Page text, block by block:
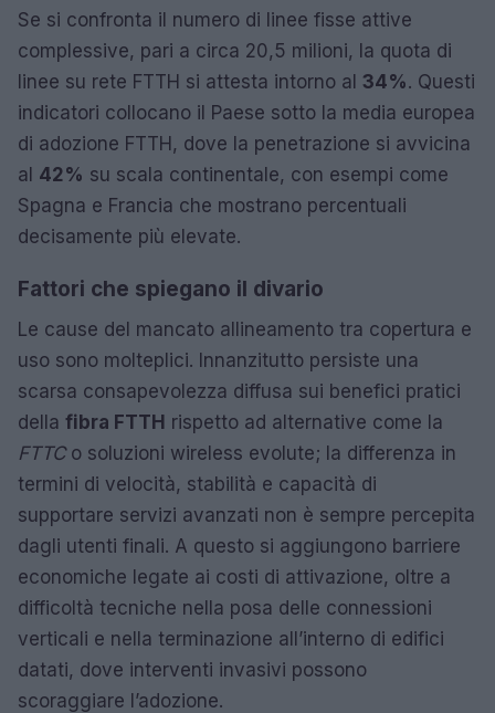
Se si confronta il numero di linee fisse attive
complessive, pari a circa 20,5 milioni, la quota di
linee su rete FTTH si attesta intorno al 34%. Questi
indicatori collocano il Paese sotto la media europea
di adozione FTTH, dove la penetrazione si avvicina
al 42% su scala continentale, con esempi come
Spagna e Francia che mostrano percentuali
decisamente più elevate.
Fattori che spiegano il divario
Le cause del mancato allineamento tra copertura e
uso sono molteplici. Innanzitutto persiste una
scarsa consapevolezza diffusa sui benefici pratici
della fibra FTTH rispetto ad alternative come la
FTTCo soluzioni wireless evolute; la differenza in
termini di velocità, stabilità e capacità di
supportare servizi avanzati non è sempre percepita
dagli utenti finali. A questo si aggiungono barriere
economiche legate ai costi di attivazione, oltre a
difficoltà tecniche nella posa delle connessioni
verticali e nella terminazione all’interno di edifici
datati, dove interventi invasivi possono
scoraggiare l’adozione.